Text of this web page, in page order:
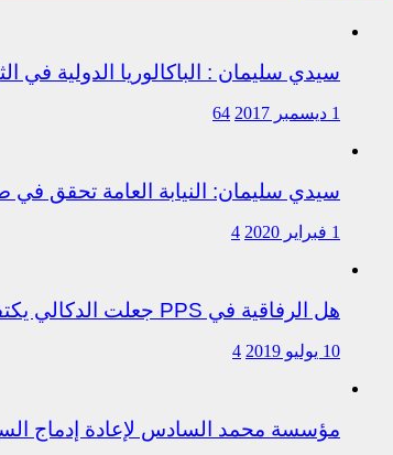
سيدي سليمان : الباكالوريا الدولية في
1 ديسمبر 2017 64
سيدي سليمان: النيابة العامة تحقق
1 فبراير 2020 4
هل الرفاقية في PPS جعلت الدكالي يكتفي بعزل العروصي أم هناك متابعات قانونية على خلفية اختلالات التسيير بمندوبية سيدي سليمان
10 يوليو 2019 4
مؤسسة محمد السادس لإعادة إدماج